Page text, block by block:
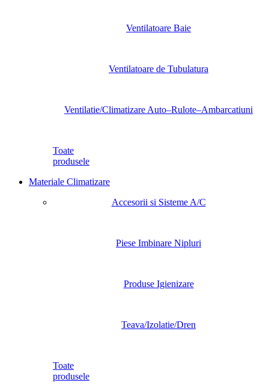
Ventilatoare Baie
Ventilatoare de Tubulatura
Ventilatie/Climatizare Auto–Rulote–Ambarcatiuni
Toate
produsele
Materiale Climatizare
Accesorii si Sisteme A/C
Piese Imbinare Nipluri
Produse Igienizare
Teava/Izolatie/Dren
Toate
produsele